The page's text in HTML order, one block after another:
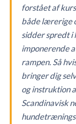
forstået af
både lærerige
sidder spredt i
imponerende
rampen. Så
bringer dig
og instruktion
Scandinavisk